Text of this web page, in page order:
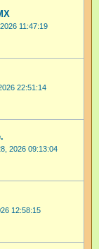
11:47:19
22:51:14
2026 09:13:04
12:58:15